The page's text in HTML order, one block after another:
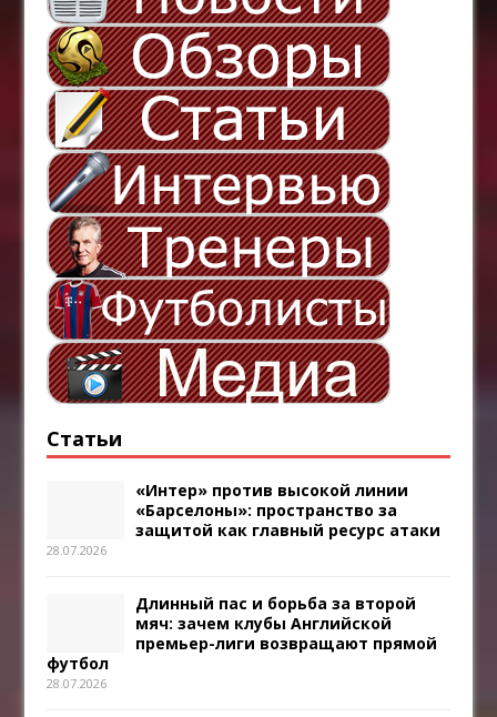
Статьи
«Интер» против высокой линии
«Барселоны»: пространство за
защитой как главный ресурс атаки
28.07.2026
Длинный пас и борьба за второй
мяч: зачем клубы Английской
премьер-лиги возвращают прямой
футбол
28.07.2026